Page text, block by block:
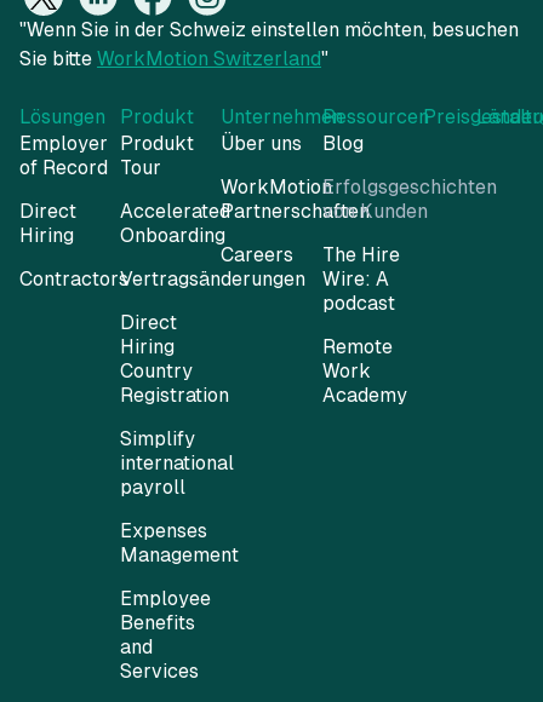
"Wenn Sie in der Schweiz einstellen möchten, besuchen
Sie bitte WorkMotion Switzerland"
Lösungen
Employer
of Record
Direct
Hiring
Contractors
Produkt
Produkt
Tour
Accelerated
Onboarding
Vertragsänderungen
Direct
Hiring
Country
Registration
Simplify
international
payroll
Expenses
Management
Employee
Benefits
and
Services
Unternehmen
Über uns
WorkMotion
Partnerschaften
Careers
Ressourcen
Blog
Erfolgsgeschichten
von Kunden
The Hire
Wire: A
podcast
Remote
Work
Academy